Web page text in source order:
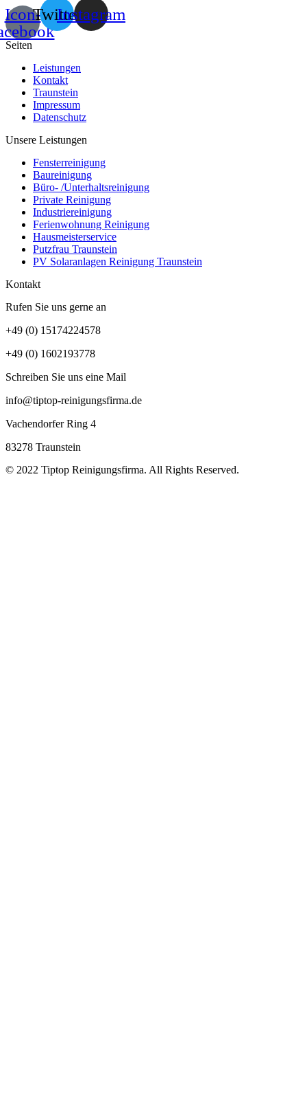
Icon-TwitterInstagram
Seiten
Leistungen
Kontakt
Traunstein
Impressum
Datenschutz
Unsere Leistungen
Fensterreinigung
Baureinigung
Büro- /Unterhaltsreinigung
Private Reinigung
Industriereinigung
Ferienwohnung Reinigung
Hausmeisterservice
Putzfrau Traunstein
PV Solaranlagen Reinigung Traunstein
Kontakt
Rufen Sie uns gerne an
+49 (0) 15174224578
+49 (0) 1602193778
Schreiben Sie uns eine Mail
info@tiptop-reinigungsfirma.de
Vachendorfer Ring 4
83278 Traunstein
© 2022 Tiptop Reinigungsfirma. All Rights Reserved.